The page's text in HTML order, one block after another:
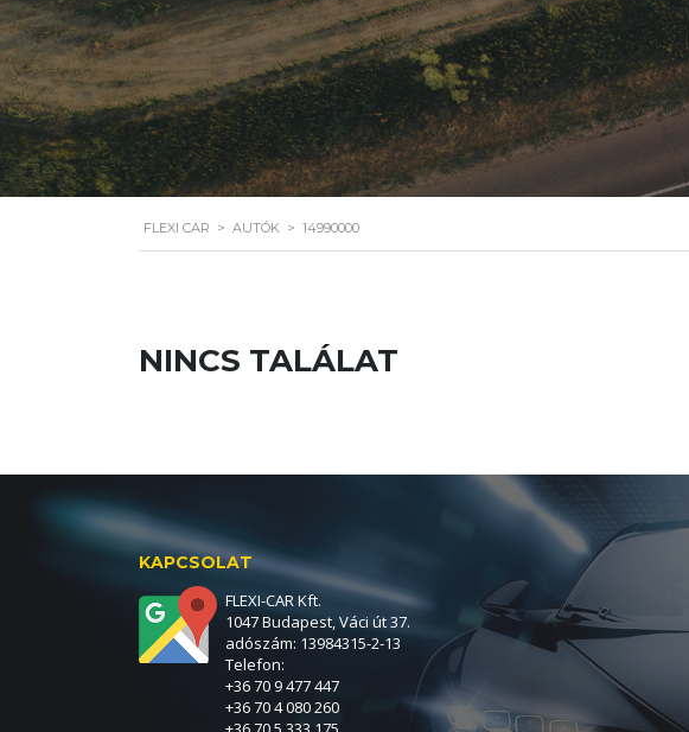
FLEXI CAR > AUTÓK > 14990000
NINCS TALÁLAT
KAPCSOLAT
FLEXI-CAR Kft.
1047 Budapest, Váci út 37.
adószám: 13984315-2-13
Telefon:
+36 70 9 477 447
+36 70 4 080 260